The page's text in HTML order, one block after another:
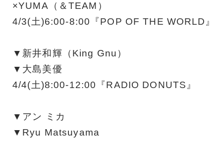
×YUMA（＆TEAM）
4/3(土)6:00-8:00『POP OF THE WORLD』
▼新井和輝（King Gnu）
▼大島美優
4/4(土)8:00-12:00『RADIO DONUTS』
▼アン ミカ
▼Ryu Matsuyama